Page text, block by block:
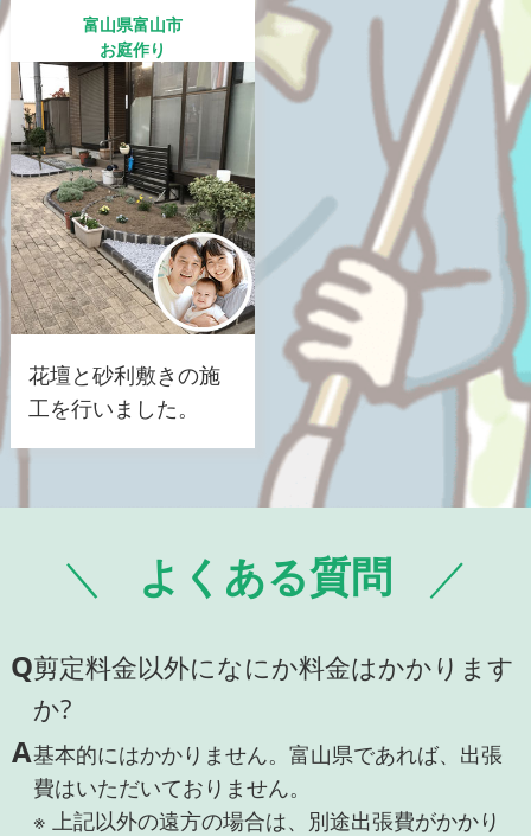
富山県富山市
お庭作り
花壇と砂利敷きの施
工を行いました。
よくある質問
Q剪定料金以外になにか料金はかかります
か?
A基本的にはかかりません。富山県であれば、出張
費はいただいておりません。
※ 上記以外の遠方の場合は、別途出張費がかかり